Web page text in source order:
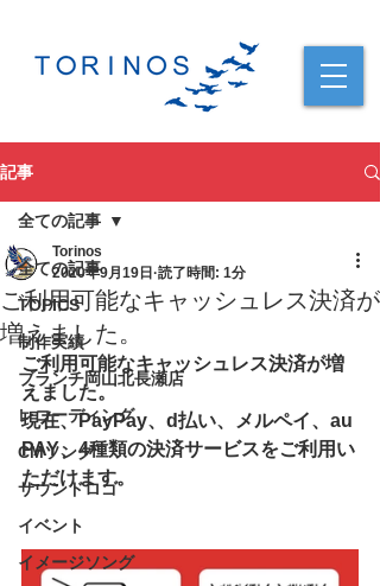
記事
全ての記事
TOPICS
制作実績
ブランチ岡山北長瀬店
レコーディング
CMソング
サウンドロゴ
イベント
イメージソング
全ての記事
ご利用可能なキャッシュレス決済が
増えました。
Torinos
2020年9月19日 読了時間: 1分
ご利用可能なキャッシュレス決済が増
えました。
現在、PayPay、d払い、メルペイ、au
PAY、4種類の決済サービスをご利用い
ただけます。